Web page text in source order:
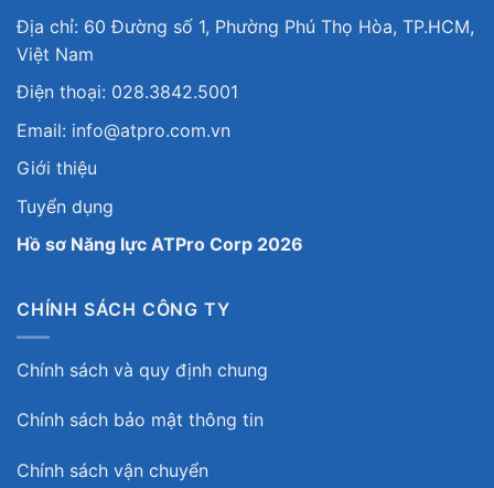
Địa chỉ: 60 Đường số 1, Phường Phú Thọ Hòa, TP.HCM,
Việt Nam
Điện thoại: 028.3842.5001
Email: info@atpro.com.vn
Giới thiệu
Tuyển dụng
Hồ sơ Năng lực ATPro Corp 2026
CHÍNH SÁCH CÔNG TY
Chính sách và quy định chung
Chính sách bảo mật thông tin
Chính sách vận chuyển